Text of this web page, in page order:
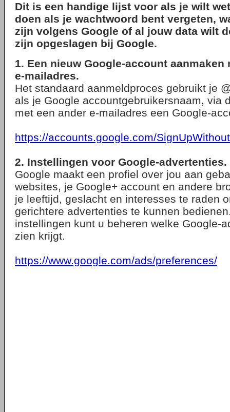
Dit is een handige lijst voor als je wilt
doen als je wachtwoord bent vergeten,
zijn volgens Google of al jouw data wilt
zijn opgeslagen bij Google.
1. Een nieuw Google-account aanmaken
e-mailadres.
Het standaard aanmeldproces gebruikt je
als je Google accountgebruikersnaam, via
met een ander e-mailadres een Google-
https://accounts.google.com/
2. Instellingen voor Google-advertenties.
Google maakt een profiel over jou aan
websites, je Google+ account en andere
je leeftijd, geslacht en interesses te raden
gerichtere advertenties te kunnen
instellingen kunt u beheren welke Google-
zien krijgt.
https://www.google.com/ads/preferences/